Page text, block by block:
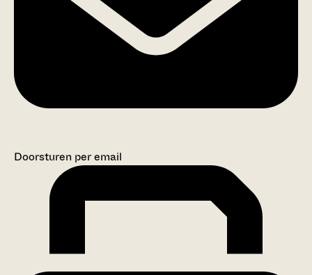
Doorsturen per email